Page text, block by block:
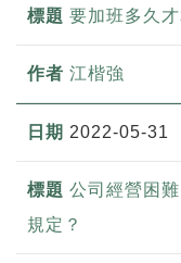
要加班多久
江楷強
2022-05-31
公司經營困
規定？